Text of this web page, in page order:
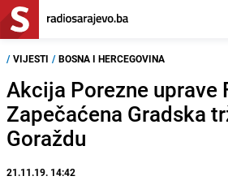
/ VIJESTI / BOSNA I HERCEGOVINA
Akcija Porezne uprave
Zapečaćena Gradska
Goraždu
21.11.19. 14:42